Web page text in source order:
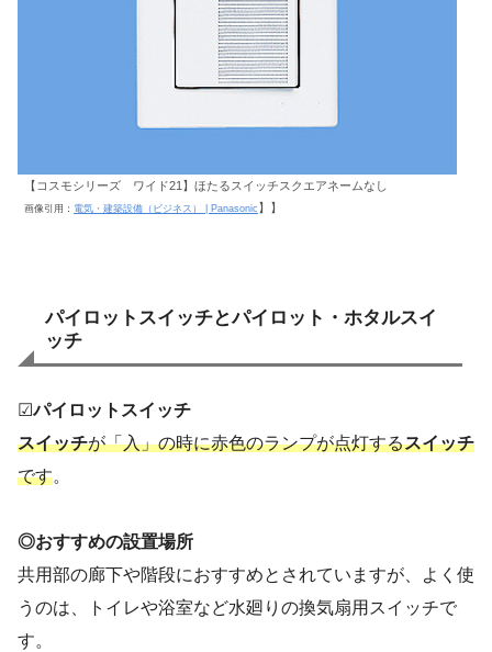
【コスモシリーズ ワイド21】ほたるスイッチスクエアネームなし
画像引用： 電気・建築設備（ビジネス） | Panasonic 】】
パイロットスイッチとパイロット・ホタルスイ
ッチ
☑パイロットスイッチ
スイッチが「入」の時に赤色のランプが点灯するスイッチ
です。
◎おすすめの設置場所
共用部の廊下や階段におすすめとされていますが、よく使
うのは、トイレや浴室など水廻りの換気扇用スイッチで
す。